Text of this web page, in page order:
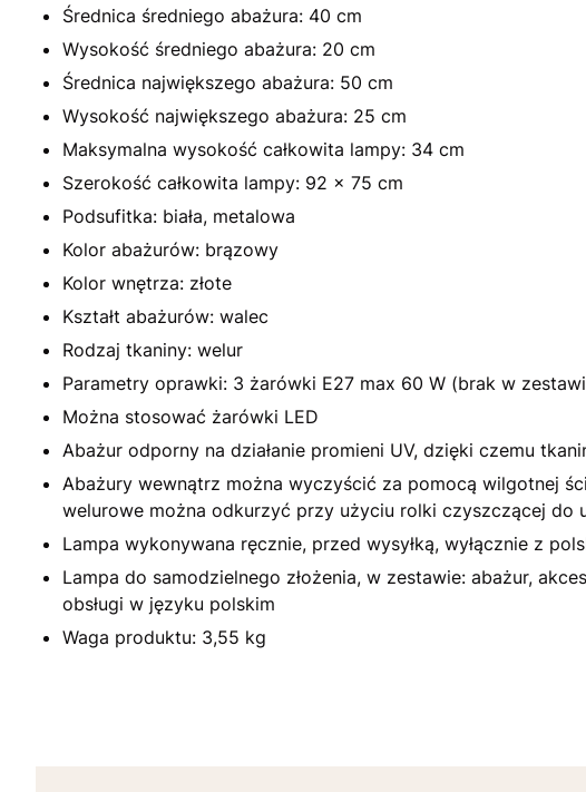
Średnica średniego abażura: 40 cm
Wysokość średniego abażura: 20 cm
Średnica największego abażura: 50 cm
Wysokość największego abażura: 25 cm
Maksymalna wysokość całkowita lampy: 34 cm
Szerokość całkowita lampy: 92 x 75 cm
Podsufitka: biała, metalowa
Kolor abażurów: brązowy
Kolor wnętrza: złote
Kształt abażurów: walec
Rodzaj tkaniny: welur
Parametry oprawki: 3 żarówki E27 max 60 W (brak w
Można stosować żarówki LED
Abażur odporny na działanie promieni UV, dzięki czemu
Abażury wewnątrz można wyczyścić za pomocą wilgotnej
welurowe można odkurzyć przy użyciu rolki czyszczącej do
Lampa wykonywana ręcznie, przed wysyłką, wyłącznie z
Lampa do samodzielnego złożenia, w zestawie: abażur,
obsługi w języku polskim
Waga produktu: 3,55 kg